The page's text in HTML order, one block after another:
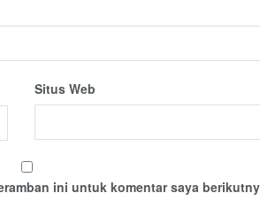
Situs Web
ini untuk komentar saya